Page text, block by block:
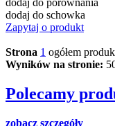
dodaj do porównania
dodaj do schowka
Zapytaj o produkt
Strona 1 ogółem
Wyników na stronie:
Polecamy
zobacz szczegóły